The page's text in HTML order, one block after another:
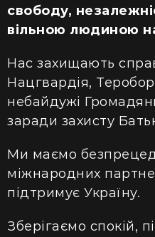
свободу,
вільною людиною
Нас захищають
Нацгвардія,
небайдужі
заради захисту
Ми маємо
міжнародних
підтримує Україну.
Зберігаємо спокій,